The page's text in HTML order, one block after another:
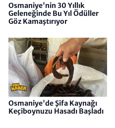
Osmaniye'nin 30 Yıllık
Geleneğinde Bu Yıl Ödüller
Göz Kamaştırıyor
Osmaniye'de Şifa Kaynağı
Keçiboynuzu Hasadı Başladı